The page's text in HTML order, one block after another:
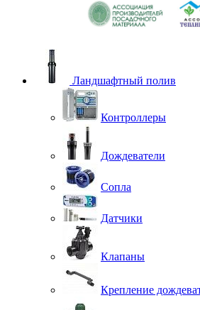
Ландшафтный полив
Контроллеры
Дождеватели
Сопла
Датчики
Клапаны
Крепление